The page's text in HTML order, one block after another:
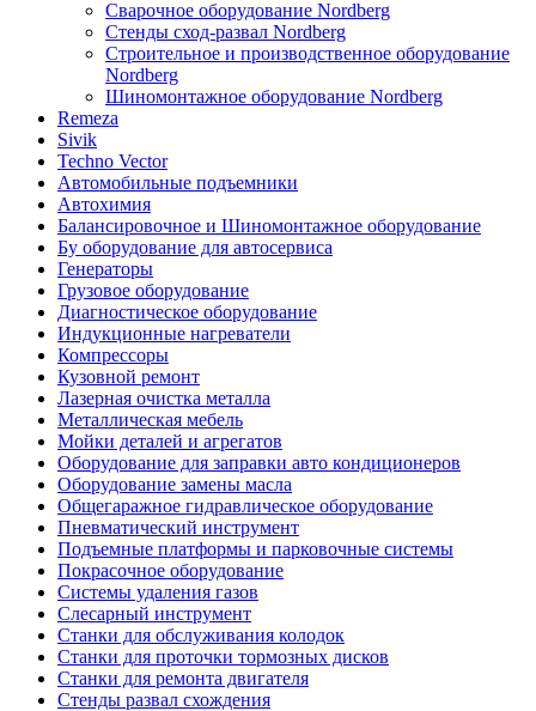
Сварочное оборудование Nordberg
Стенды сход-развал Nordberg
Строительное и производственное оборудование
Nordberg
Шиномонтажное оборудование Nordberg
Remeza
Sivik
Techno Vector
Автомобильные подъемники
Автохимия
Балансировочное и Шиномонтажное оборудование
Бу оборудование для автосервиса
Генераторы
Грузовое оборудование
Диагностическое оборудование
Индукционные нагреватели
Компрессоры
Кузовной ремонт
Лазерная очистка металла
Металлическая мебель
Мойки деталей и агрегатов
Оборудование для заправки авто кондиционеров
Оборудование замены масла
Общегаражное гидравлическое оборудование
Пневматический инструмент
Подъемные платформы и парковочные системы
Покрасочное оборудование
Системы удаления газов
Слесарный инструмент
Станки для обслуживания колодок
Станки для проточки тормозных дисков
Станки для ремонта двигателя
Стенды развал схождения